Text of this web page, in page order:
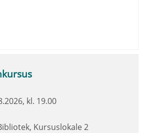
kl. 19.00
Kursuslokale 2